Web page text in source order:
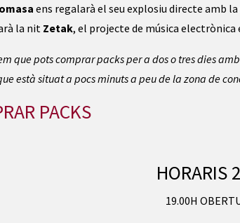
ens regalarà el seu explosiu directe amb
la nit Zetak, el projecte de música electrònica
que pots comprar packs per a dos o tres dies
està situat a pocs minuts a peu de la zona de
PACKS
HORARIS
19.00H